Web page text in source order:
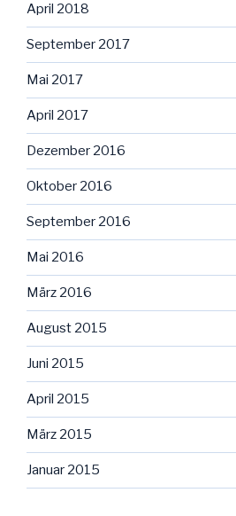
April 2018
September 2017
Mai 2017
April 2017
Dezember 2016
Oktober 2016
September 2016
Mai 2016
März 2016
August 2015
Juni 2015
April 2015
März 2015
Januar 2015